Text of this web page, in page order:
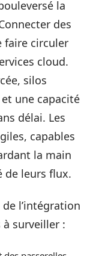
la
des
faire circuler
cloud.
silos
une capacité
délai. Les
capables
la main
de leurs flux.
l’intégration
à surveiller :